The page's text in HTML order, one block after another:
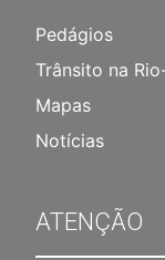
Pedágios
Trânsito na
Mapas
Notícias
ATENÇÃO